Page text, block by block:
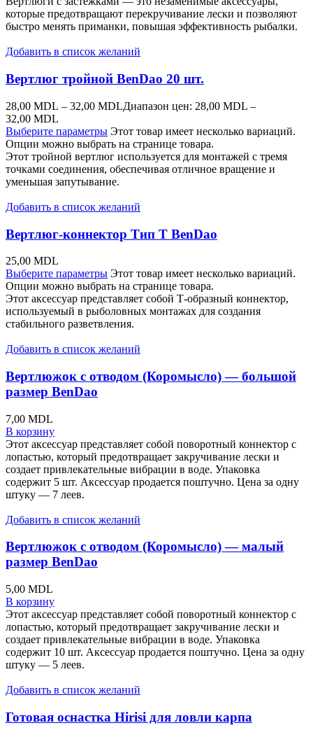
которые предотвращают перекручивание лески и позволяют
быстро менять приманки, повышая эффективность рыбалки.
Добавить в список желаний
Вертлюг тройной BenDao 20 шт.
28,00 MDL – 32,00 MDLДиапазон цен: 28,00 MDL –
32,00 MDL
Выберите параметры Этот товар имеет несколько вариаций.
Опции можно выбрать на странице товара.
Этот тройной вертлюг используется для монтажей с тремя
точками соединения, обеспечивая отличное вращение и
уменьшая запутывание.
Добавить в список желаний
Вертлюг-коннектор Тип T BenDao
25,00 MDL
Выберите параметры Этот товар имеет несколько вариаций.
Опции можно выбрать на странице товара.
Этот аксессуар представляет собой Т-образный коннектор,
используемый в рыболовных монтажах для создания
стабильного разветвления.
Добавить в список желаний
Вертлюжок с отводом (Коромысло) — большой
размер BenDao
7,00 MDL
В корзину
Этот аксессуар представляет собой поворотный коннектор с
лопастью, который предотвращает закручивание лески и
создает привлекательные вибрации в воде. Упаковка
содержит 5 шт. Аксессуар продается поштучно. Цена за одну
штуку — 7 леев.
Добавить в список желаний
Вертлюжок с отводом (Коромысло) — малый
размер BenDao
5,00 MDL
В корзину
Этот аксессуар представляет собой поворотный коннектор с
лопастью, который предотвращает закручивание лески и
создает привлекательные вибрации в воде. Упаковка
содержит 10 шт. Аксессуар продается поштучно. Цена за одну
штуку — 5 леев.
Добавить в список желаний
Готовая оснастка Hirisi для ловли карпа